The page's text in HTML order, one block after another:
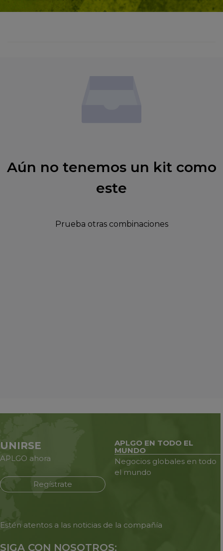
Aún no tenemos un kit como
este
Prueba otras combinaciones
UNIRSE
APLGO ahora
Regístrate
APLGO EN TODO EL
MUNDO
Negocios globales en todo
el mundo
Estén atentos a las noticias de la compañía
SIGA CON NOSOTROS: